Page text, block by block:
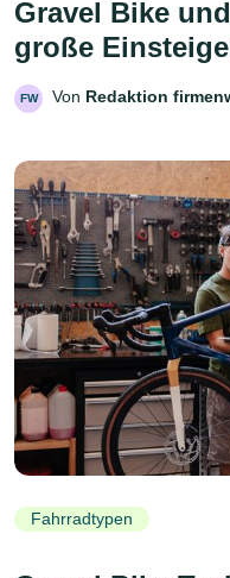
Gravel Bike
große
FW Von Redaktion
Fahrradtypen